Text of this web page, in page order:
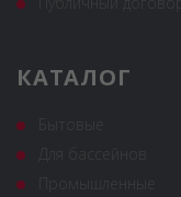
КАТАЛОГ